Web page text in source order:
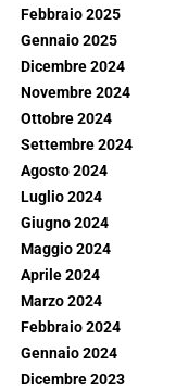
Febbraio 2025
Gennaio 2025
Dicembre 2024
Novembre 2024
Ottobre 2024
Settembre 2024
Agosto 2024
Luglio 2024
Giugno 2024
Maggio 2024
Aprile 2024
Marzo 2024
Febbraio 2024
Gennaio 2024
Dicembre 2023